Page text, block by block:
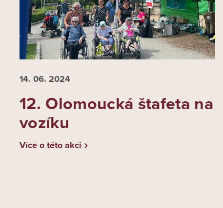
14. 06. 2024
12. Olomoucká štafeta na
vozíku
Více o této akci